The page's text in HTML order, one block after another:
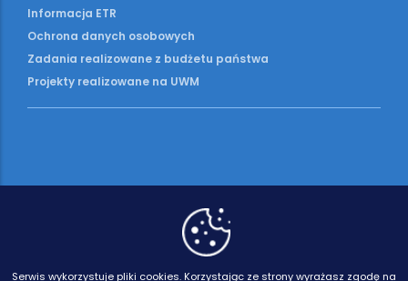
Informacja ETR
Ochrona danych osobowych
Zadania realizowane z budżetu państwa
Projekty realizowane na UWM
Serwis wykorzystuje pliki cookies. Korzystając ze strony wyrażasz zgodę na